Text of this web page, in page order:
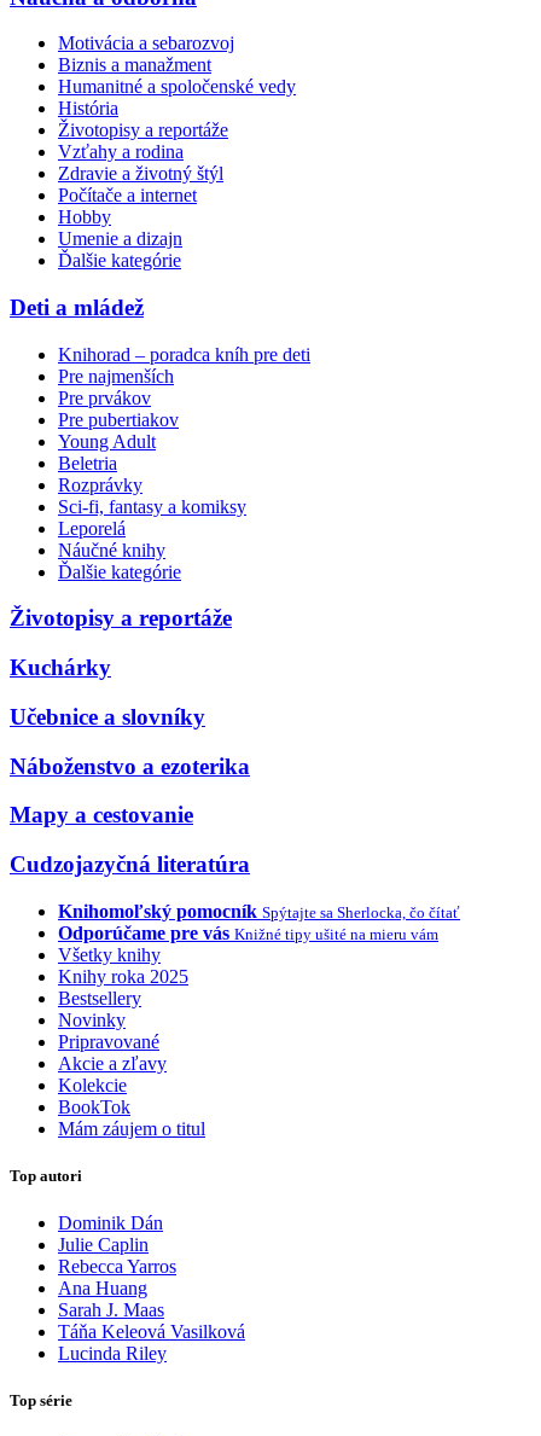
Motivácia a sebarozvoj
Biznis a manažment
Humanitné a spoločenské vedy
História
Životopisy a reportáže
Vzťahy a rodina
Zdravie a životný štýl
Počítače a internet
Hobby
Umenie a dizajn
Ďalšie kategórie
Deti a mládež
Knihorad – poradca kníh pre deti
Pre najmenších
Pre prvákov
Pre pubertiakov
Young Adult
Beletria
Rozprávky
Sci-fi, fantasy a komiksy
Leporelá
Náučné knihy
Ďalšie kategórie
Životopisy a reportáže
Kuchárky
Učebnice a slovníky
Náboženstvo a ezoterika
Mapy a cestovanie
Cudzojazyčná literatúra
Knihomoľský pomocník Spýtajte sa Sherlocka, čo čítať
Odporúčame pre vás Knižné tipy ušité na mieru vám
Všetky knihy
Knihy roka 2025
Bestsellery
Novinky
Pripravované
Akcie a zľavy
Kolekcie
BookTok
Mám záujem o titul
Top autori
Dominik Dán
Julie Caplin
Rebecca Yarros
Ana Huang
Sarah J. Maas
Táňa Keleová Vasilková
Lucinda Riley
Top série